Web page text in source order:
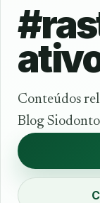
Conteúdos
Blog